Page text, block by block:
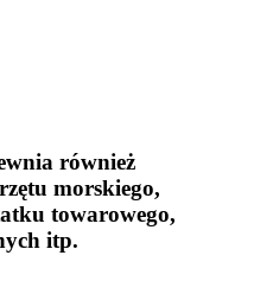
również
morskiego,
towarowego,
itp.